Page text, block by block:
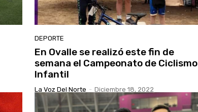
DEPORTE
En Ovalle se realizó este fin de
semana el Campeonato de Ciclismo
Infantil
La Voz Del Norte - Diciembre 18, 2022